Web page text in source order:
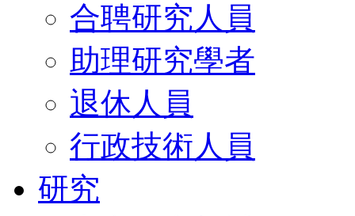
合聘研究人員
助理研究學者
退休人員
行政技術人員
研究